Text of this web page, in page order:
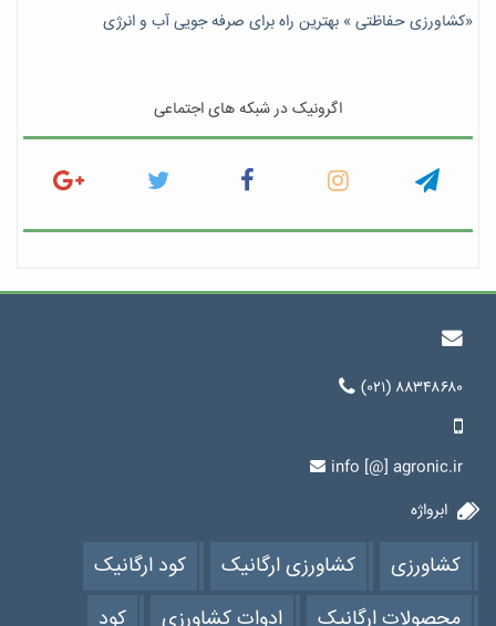
«کشاورزی حفاظتی » بهترین راه برای صرفه جویی آب و انرژی
اگرونیک در شبکه های اجتماعی
(۰۲۱) ۸۸۳۴۸۶۸۰
info [@] agronic.ir
ابرواژه
کشاورزی کشاورزی ارگانیک
کود ارگانیک
محصولات ارگانیک
ادوات کشاورزی کود